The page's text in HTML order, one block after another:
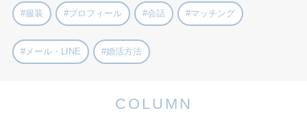
#服装 #プロフィール #会話 #マッチング
#メール・LINE #婚活方法
COLUMN